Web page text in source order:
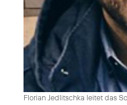
Florian Jedlitschka leitet das